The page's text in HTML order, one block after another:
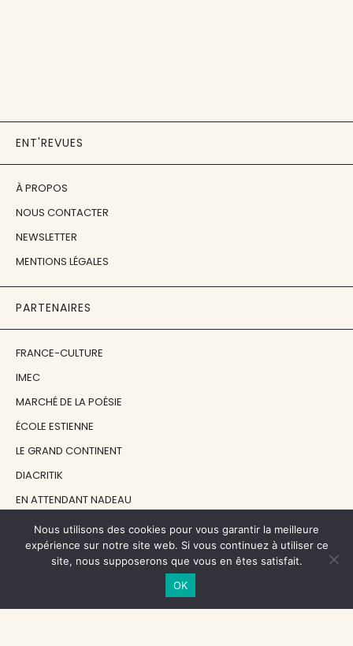
ENT'REVUES
À PROPOS
NOUS CONTACTER
NEWSLETTER
MENTIONS LÉGALES
PARTENAIRES
FRANCE-CULTURE
IMEC
MARCHÉ DE LA POÉSIE
ÉCOLE ESTIENNE
LE GRAND CONTINENT
DIACRITIK
EN ATTENDANT NADEAU
NOS SOUTIENS
Nous utilisons des cookies pour vous garantir la meilleure
expérience sur notre site web. Si vous continuez à utiliser ce
site, nous supposerons que vous en êtes satisfait.
OK